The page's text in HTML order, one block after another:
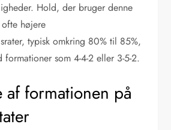
Hold, der bruger denne
højere
typisk omkring 80% til 85%,
formationer som 4-4-2 eller 3-5-2.
af formationen på